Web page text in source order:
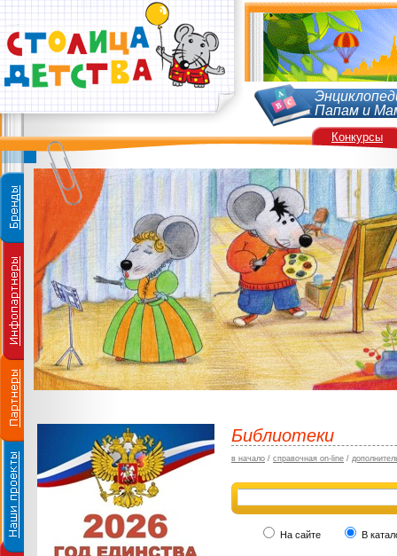
Папам и
Библиотеки
в начало / справочная on-line /
На сайте В
Конкурсы